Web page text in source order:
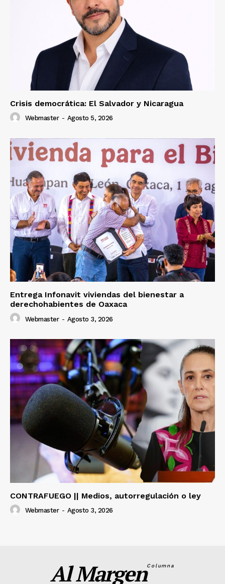
Crisis democrática: El Salvador y Nicaragua
Webmaster - Agosto 5, 2026
Entrega Infonavit viviendas del bienestar a
derechohabientes de Oaxaca
Webmaster - Agosto 3, 2026
CONTRAFUEGO || Medios, autorregulación o ley
Webmaster - Agosto 3, 2026
Al MargenColumna